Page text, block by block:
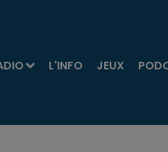
L'INFO JEUX